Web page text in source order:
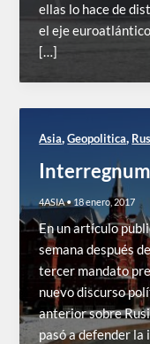
ellas lo hace de
el eje
[…]
Asia,Geopolitica,
4ASIA•18 enero, 2017
En un artículo
semana después
tercer mandato
nuevo discurso
anterior sobre
pasó a defender la